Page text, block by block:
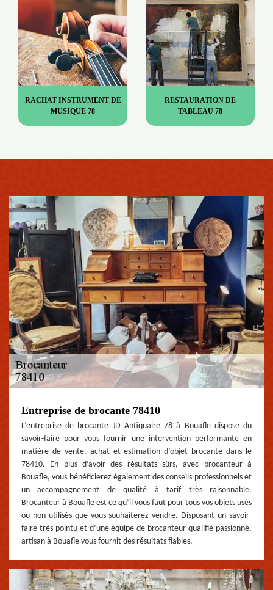
RACHAT INSTRUMENT DE
MUSIQUE 78
RESTAURATION DE
TABLEAU 78
Entreprise de brocante 78410
L’entreprise de brocante JD Antiquaire 78 à Bouafle dispose du
savoir-faire pour vous fournir une intervention performante en
matière de vente, achat et estimation d’objet brocante dans le
78410. En plus d’avoir des résultats sûrs, avec brocanteur à
Bouafle, vous bénéficierez également des conseils professionnels et
un accompagnement de qualité à tarif très raisonnable.
Brocanteur à Bouafle est ce qu’il vous faut pour tous vos objets usés
ou non utilisés que vous souhaiterez vendre. Disposant un savoir-
faire très pointu et d’une équipe de brocanteur qualifié passionné,
artisan à Bouafle vous fournit des résultats fiables.